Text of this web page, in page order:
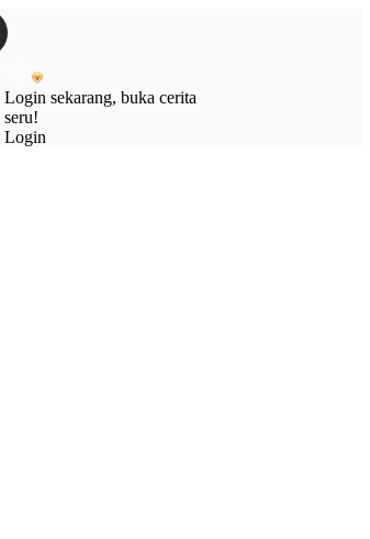
Login sekarang, buka cerita
seru!
Login